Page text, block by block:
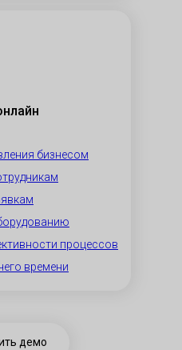
бизнесом
процессов
времени
демо